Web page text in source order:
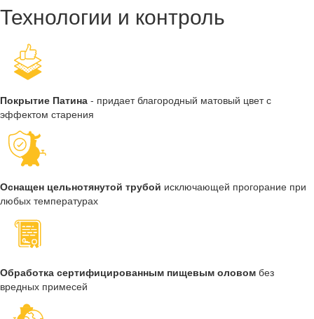
Технологии и контроль
Покрытие Патина - придает благородный матовый цвет с
эффектом старения
Оснащен цельнотянутой трубой исключающей прогорание при
любых температурах
Обработка сертифицированным пищевым оловом без
вредных примесей